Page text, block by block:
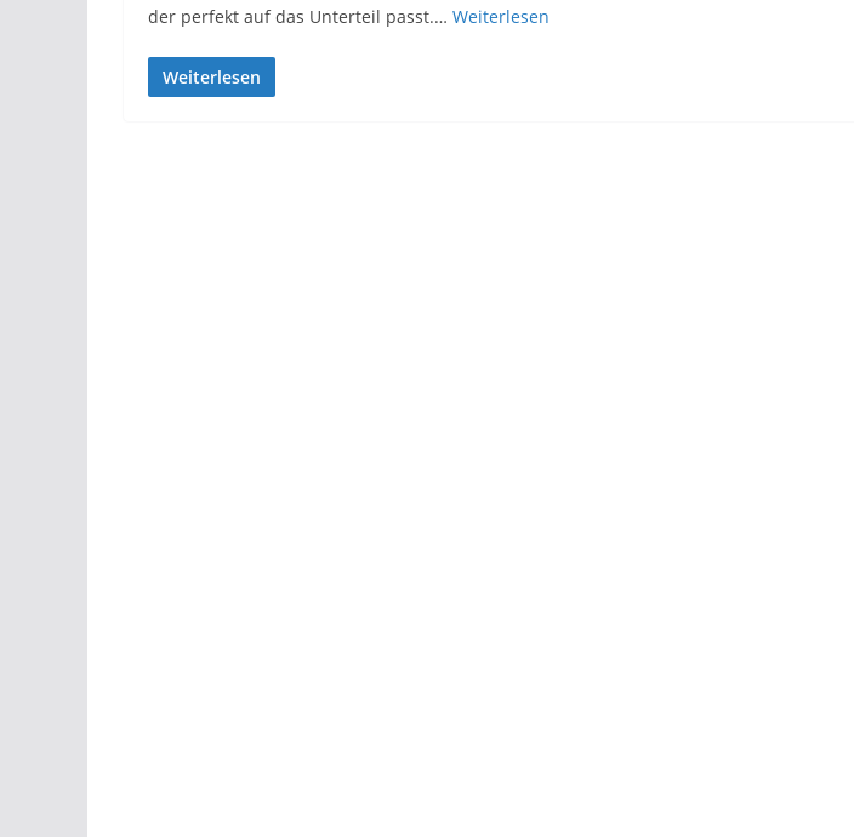
der perfekt auf das Unterteil passt.… Weiterlesen
Weiterlesen